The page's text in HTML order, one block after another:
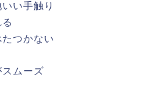
い手触り
つかない
ムーズ